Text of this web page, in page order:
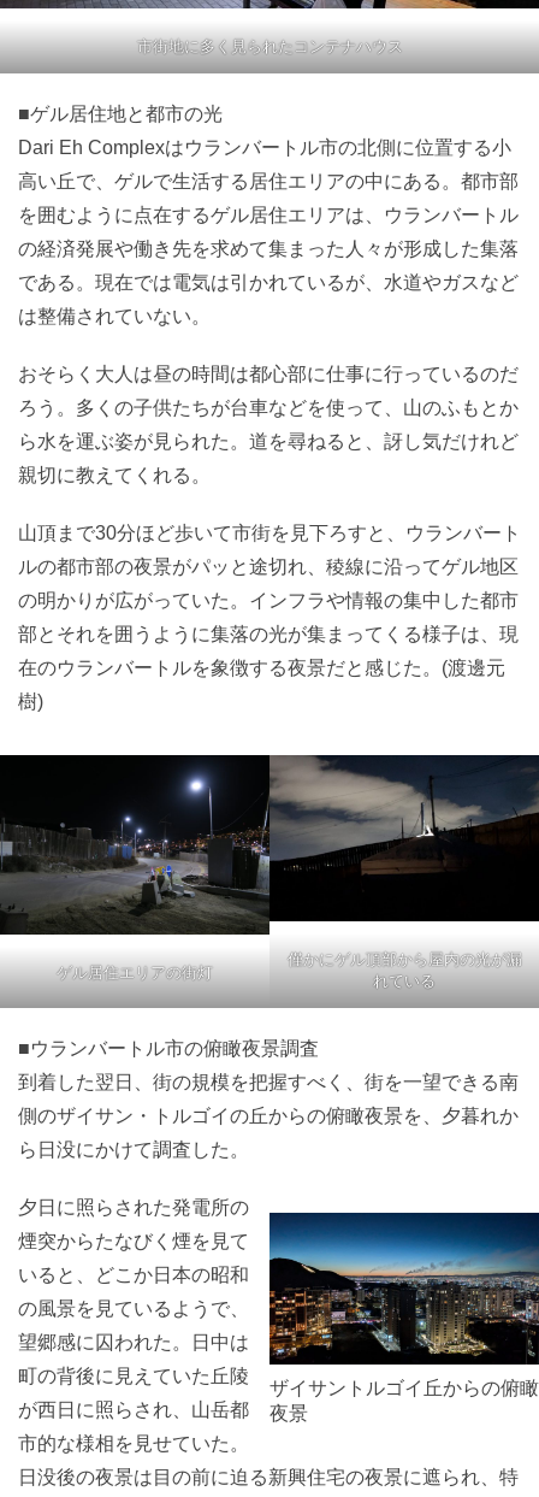
市街地に多く見られたコンテナハウス
■ゲル居住地と都市の光
Dari Eh Complexはウランバートル市の北側に位置する小
高い丘で、ゲルで生活する居住エリアの中にある。都市部
を囲むように点在するゲル居住エリアは、ウランバートル
の経済発展や働き先を求めて集まった人々が形成した集落
である。現在では電気は引かれているが、水道やガスなど
は整備されていない。
おそらく大人は昼の時間は都心部に仕事に行っているのだ
ろう。多くの子供たちが台車などを使って、山のふもとか
ら水を運ぶ姿が見られた。道を尋ねると、訝し気だけれど
親切に教えてくれる。
山頂まで30分ほど歩いて市街を見下ろすと、ウランバート
ルの都市部の夜景がパッと途切れ、稜線に沿ってゲル地区
の明かりが広がっていた。インフラや情報の集中した都市
部とそれを囲うように集落の光が集まってくる様子は、現
在のウランバートルを象徴する夜景だと感じた。(渡邊元
樹)
ゲル居住エリアの街灯
僅かにゲル頂部から屋内の光が漏
れている
■ウランバートル市の俯瞰夜景調査
到着した翌日、街の規模を把握すべく、街を一望できる南
側のザイサン・トルゴイの丘からの俯瞰夜景を、夕暮れか
ら日没にかけて調査した。
ザイサントルゴイ丘からの俯瞰
夜景
夕日に照らされた発電所の
煙突からたなびく煙を見て
いると、どこか日本の昭和
の風景を見ているようで、
望郷感に囚われた。日中は
町の背後に見えていた丘陵
が西日に照らされ、山岳都
市的な様相を見せていた。
日没後の夜景は目の前に迫る新興住宅の夜景に遮られ、特